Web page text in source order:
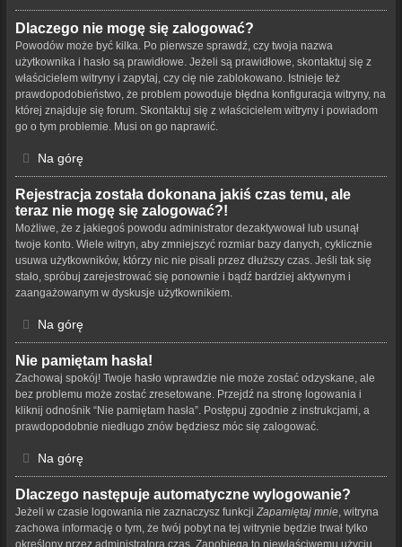
Dlaczego nie mogę się zalogować?
Powodów może być kilka. Po pierwsze sprawdź, czy twoja nazwa
użytkownika i hasło są prawidłowe. Jeżeli są prawidłowe, skontaktuj się z
właścicielem witryny i zapytaj, czy cię nie zablokowano. Istnieje też
prawdopodobieństwo, że problem powoduje błędna konfiguracja witryny, na
której znajduje się forum. Skontaktuj się z właścicielem witryny i powiadom
go o tym problemie. Musi on go naprawić.
Na górę
Rejestracja została dokonana jakiś czas temu, ale
teraz nie mogę się zalogować?!
Możliwe, że z jakiegoś powodu administrator dezaktywował lub usunął
twoje konto. Wiele witryn, aby zmniejszyć rozmiar bazy danych, cyklicznie
usuwa użytkowników, którzy nic nie pisali przez dłuższy czas. Jeśli tak się
stało, spróbuj zarejestrować się ponownie i bądź bardziej aktywnym i
zaangażowanym w dyskusje użytkownikiem.
Na górę
Nie pamiętam hasła!
Zachowaj spokój! Twoje hasło wprawdzie nie może zostać odzyskane, ale
bez problemu może zostać zresetowane. Przejdź na stronę logowania i
kliknij odnośnik “Nie pamiętam hasła”. Postępuj zgodnie z instrukcjami, a
prawdopodobnie niedługo znów będziesz móc się zalogować.
Na górę
Dlaczego następuje automatyczne wylogowanie?
Jeżeli w czasie logowania nie zaznaczysz funkcji Zapamiętaj mnie , witryna
zachowa informację o tym, że twój pobyt na tej witrynie będzie trwał tylko
określony przez administratora czas. Zapobiega to niewłaściwemu użyciu